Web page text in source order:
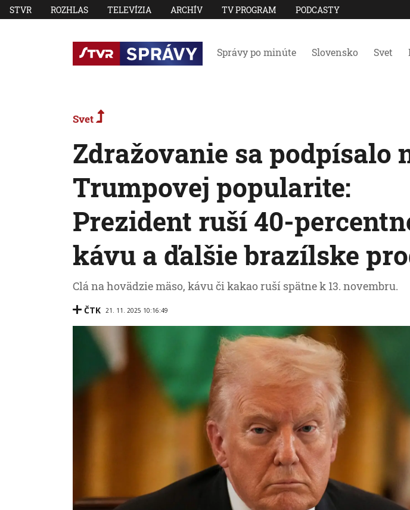
STVR ROZHLAS TELEVÍZIA ARCHÍV TV PROGRAM PODCASTY
Správy po minúte Slovensko Svet
Svet
Zdražovanie sa podpísalo
Trumpovej popularite:
Prezident ruší 40-
kávu a ďalšie brazílske
Clá na hovädzie mäso, kávu či kakao ruší spätne k 13. novembru.
ČTK 21. 11. 2025 10:16:49